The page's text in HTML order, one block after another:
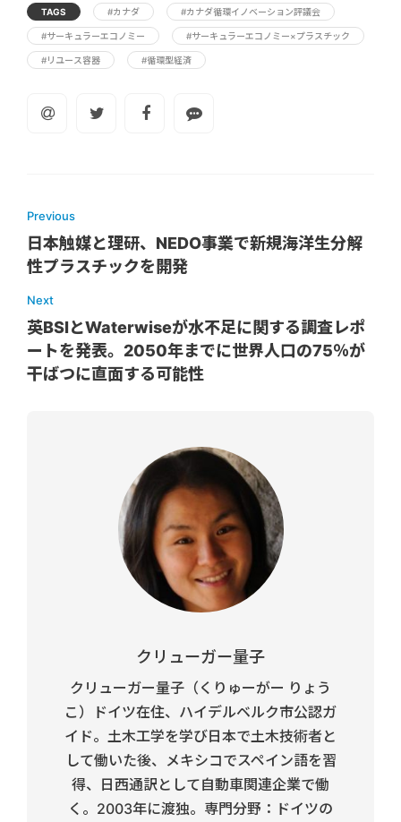
TAGS #カナダ #カナダ循環イノベーション評議会
#サーキュラーエコノミー #サーキュラーエコノミー×プラスチック
#リユース容器 #循環型経済
Previous
日本触媒と理研、NEDO事業で新規海洋生分解
性プラスチックを開発
Next
英BSIとWaterwiseが水不足に関する調査レポ
ートを発表。2050年までに世界人口の75％が
干ばつに直面する可能性
クリューガー量子
クリューガー量子（くりゅーがー りょう
こ）ドイツ在住、ハイデルベルク市公認ガ
イド。土木工学を学び日本で土木技術者と
して働いた後、メキシコでスペイン語を習
得、日西通訳として自動車関連企業で働
く。2003年に渡独。専門分野：ドイツの